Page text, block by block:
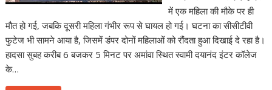
में एक महिला की मौके पर ही
मौत हो गई, जबकि दूसरी महिला गंभीर रूप से घायल हो गई। घटना का सीसीटीवी
फुटेज भी सामने आया है, जिसमें डंपर दोनों महिलाओं को रौंदता हुआ दिखाई दे रहा है।
हादसा सुबह करीब 6 बजकर 5 मिनट पर अमांवा स्थित स्वामी दयानंद इंटर कॉलेज
के…